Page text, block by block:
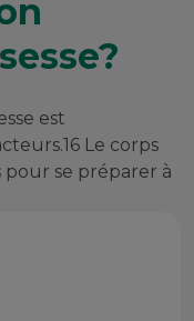
est
Le corps
se préparer à